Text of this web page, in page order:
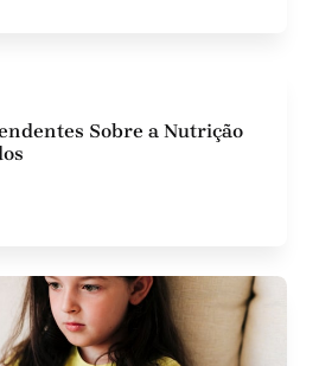
Sobre a Nutrição